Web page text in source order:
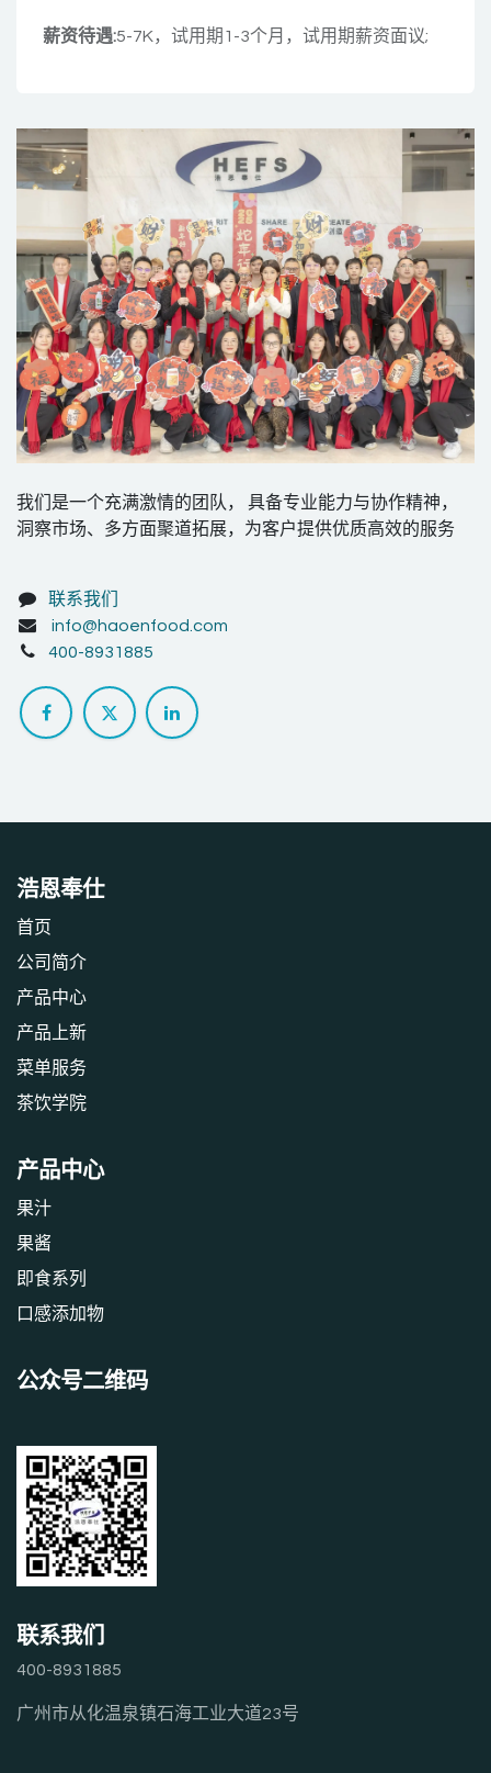
薪资待遇:5-7K，试用期1-3个月，试用期薪资面议;
我们是一个充满激情的团队， 具备专业能力与协作精神，
洞察市场、多方面聚道拓展，为客户提供优质高效的服务
联系我们
info@haoenfood.com
400-8931885
浩恩奉仕
首页
公司简介
产品中心
产品上新
‎菜单服务‎
茶饮学院
产品中心
果汁
果酱
即食系列
口感添加物
公众号二维码
联系我们
400-8931885
广州市从化温泉镇石海工业大道23号